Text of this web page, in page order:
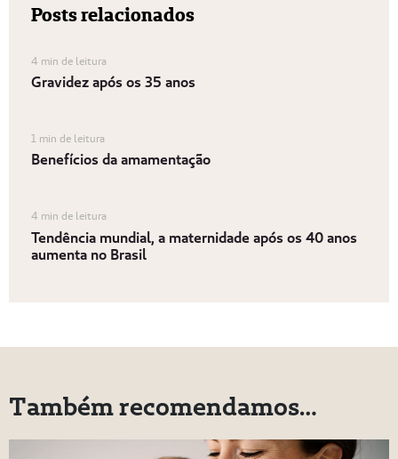
Posts relacionados
4 min de leitura
Gravidez após os 35 anos
1 min de leitura
Benefícios da amamentação
4 min de leitura
Tendência mundial, a maternidade após os 40 anos
aumenta no Brasil
Também recomendamos…